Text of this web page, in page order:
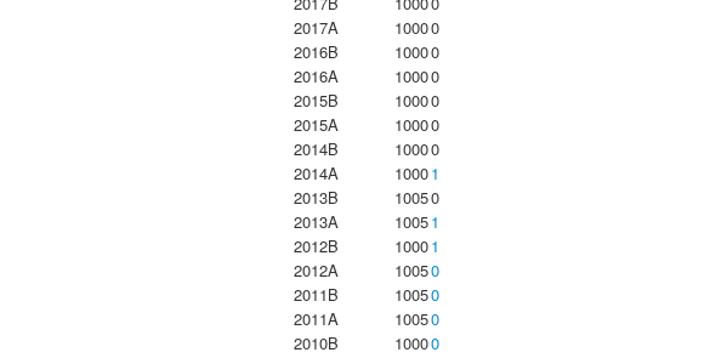
2017A
10000
2016B
10000
2016A
10000
2015B
10000
2015A
10000
2014B
10000
2014A
10001
2013B
10050
2013A
10051
2012B
10001
2012A
10050
2011B
10050
2011A
10050
2010B
10000